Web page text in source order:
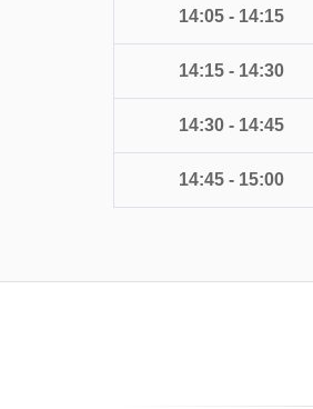
14:05 - 14:15
14:15 - 14:30
14:30 - 14:45
14:45 - 15:00